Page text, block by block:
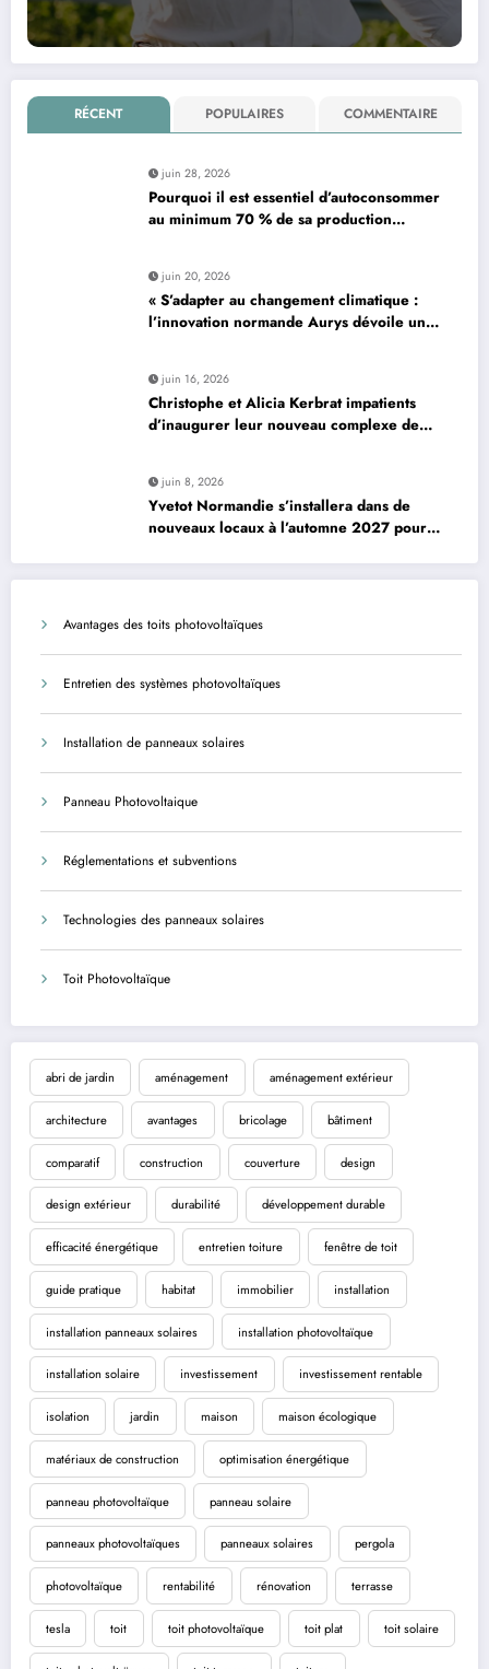
RÉCENT POPULAIRES COMMENTAIRE
juin 28, 2026
Pourquoi il est essentiel d’autoconsommer
au minimum 70 % de sa production
juin 20, 2026
« S’adapter au changement climatique :
l’innovation normande Aurys dévoile un
juin 16, 2026
Christophe et Alicia Kerbrat impatients
d’inaugurer leur nouveau complexe de
juin 8, 2026
Yvetot Normandie s’installera dans de
nouveaux locaux à l’automne 2027 pour
Avantages des toits photovoltaïques
Entretien des systèmes photovoltaïques
Installation de panneaux solaires
Panneau Photovoltaique
Réglementations et subventions
Technologies des panneaux solaires
Toit Photovoltaïque
abri de jardin aménagement aménagement extérieur
architecture avantages bricolage bâtiment
comparatif construction couverture design
design extérieur durabilité développement durable
efficacité énergétique entretien toiture fenêtre de toit
guide pratique habitat immobilier installation
installation panneaux solaires installation photovoltaïque
installation solaire investissement investissement rentable
isolation jardin maison maison écologique
matériaux de construction optimisation énergétique
panneau photovoltaïque panneau solaire
panneaux photovoltaïques panneaux solaires pergola
photovoltaïque rentabilité rénovation terrasse
tesla toit toit photovoltaïque toit plat toit solaire